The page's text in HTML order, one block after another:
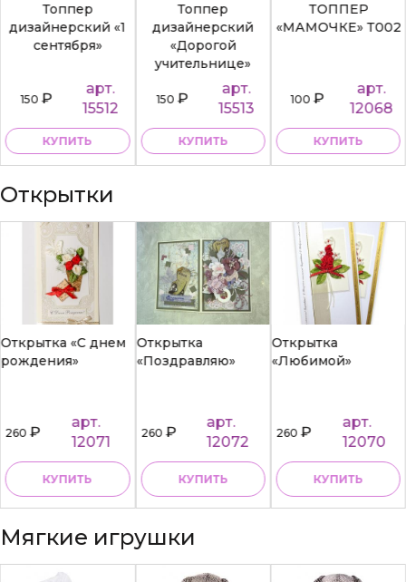
Топпер
дизайнерский «1
сентября»
150₽
арт.
15512
КУПИТЬ
Топпер
дизайнерский
«Дорогой
учительнице»
150₽
арт.
15513
КУПИТЬ
ТОППЕР
«МАМОЧКЕ» Т002
100₽
арт.
12068
КУПИТЬ
Открытки
Открытка «С днем
рождения»
260₽
арт.
12071
КУПИТЬ
Открытка
«Поздравляю»
260₽
арт.
12072
КУПИТЬ
Открытка
«Любимой»
260₽
арт.
12070
КУПИТЬ
Мягкие игрушки